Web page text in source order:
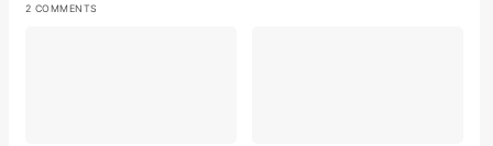
2 COMMENTS